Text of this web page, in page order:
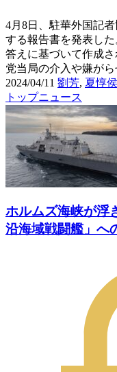
4月8日、駐華外国記
する報告書を発表し
答えに基づいて作成
党当局の介入や嫌がら
2024/04/11 劉芳, 夏惇侯
トップニュース
ホルムズ海峡が浮
沿海域戦闘艦」へ